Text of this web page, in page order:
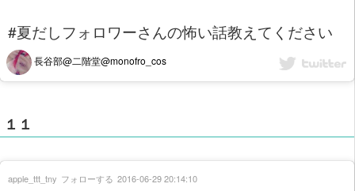
#夏だしフォロワーさんの怖い話教えてください
長谷部@二階堂@monofro_cos
１１
apple_ttt_tny フォローする 2016-06-29 20:14:10